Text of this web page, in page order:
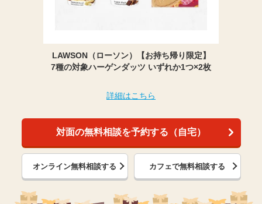
LAWSON（ローソン）【お持ち帰り限定】
7種の対象ハーゲンダッツ いずれか1つ×2枚
詳細はこちら
対面の無料相談を予約する（自宅）
オンライン無料相談する カフェで無料相談する